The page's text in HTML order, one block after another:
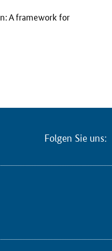
A framework for
Folgen Sie uns: